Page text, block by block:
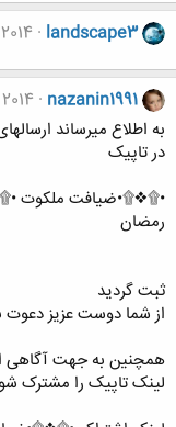
landscape3
nazanin1991
به اطلاع میرساند
در تاپیک
•۩❖۩•ضیافت ملکوت
رمضان
ثبت گردید
از شما دوست عزیز دعوت
همچنین به جهت آگاهی
لینک تاپیک را مشترک